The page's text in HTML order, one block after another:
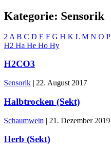
Kategorie: Sensorik
2 A B C D E F G H K L M N O P
H2 Ha He Ho Hy
H2CO3
Sensorik | 22. August 2017
Halbtrocken (Sekt)
Schaumwein | 21. Dezember 2019
Herb (Sekt)